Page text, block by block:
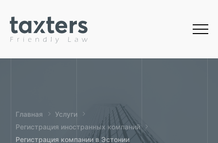
Главная
Услуги
Регистрация иностранных компаний
Регистрация компании в Эстонии